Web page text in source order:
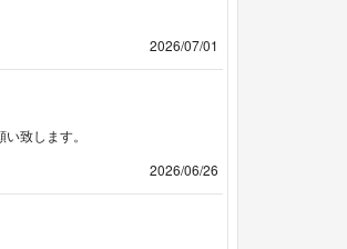
2026/07/01
致します。
2026/06/26